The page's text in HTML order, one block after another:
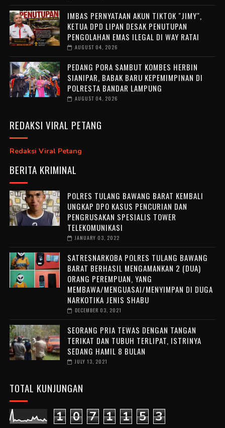
IMBAS PERNYATAAN AKUN TIKTOK "JIMY",
KETUA DPD LIPAN DESAK PENUTUPAN
PENGOLAHAN EMAS ILEGAL DI WAY RATAI
AUGUST 04, 2026
PEDANG PORA SAMBUT KOMBES HERBIN
SIANIPAR, BABAK BARU KEPEMIMPINAN DI
POLRESTA BANDAR LAMPUNG
AUGUST 04, 2026
REDAKSI VIRAL PETANG
Redaksi Viral Petang
BERITA KRIMINAL
POLRES TULANG BAWANG BARAT KEMBALI
UNGKAP DPO KASUS PENCURIAN DAN
PENGRUSAKAN SPESIALIS TOWER
TELEKOMUNIKASI
JANUARY 03, 2022
SATRESNARKOBA POLRES TULANG BAWANG
BARAT BERHASIL MENGAMANKAN 2 (DUA)
ORANG PEREMPUAN, YANG
MEMBAWA/MENGUASAI/MENYIMPAN DI DUGA
NARKOTIKA JENIS SHABU
DECEMBER 03, 2021
SEORANG PRIA TEWAS DENGAN TANGAN
TERIKAT DAN TUBUH TERLIPAT, ISTRINYA
SEDANG HAMIL 8 BULAN
JULY 13, 2021
TOTAL KUNJUNGAN
1 0 7 1 1 5 3